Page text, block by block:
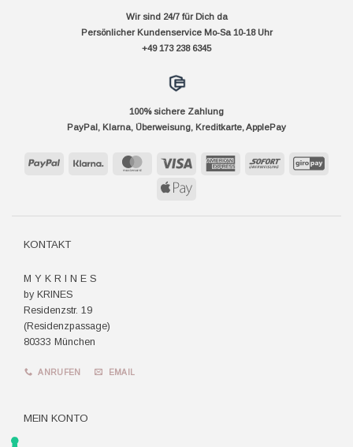
Wir sind 24/7 für Dich da
Persönlicher Kundenservice Mo-Sa 10-18 Uhr
+49 173 238 6345
100% sichere Zahlung
PayPal, Klarna, Überweisung, Kreditkarte, ApplePay
PayPal Klarna MasterCard Visa
AmericanSofort
Apple
KONTAKT
M Y K R I N E S
by KRINES
Residenzstr. 19
(Residenzpassage)
80333 München
ANRUFEN EMAIL
MEIN KONTO